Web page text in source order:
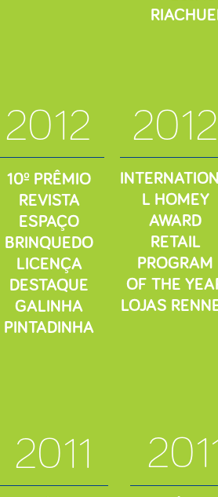
2012
10º PRÊMIO
REVISTA
ESPAÇO
BRINQUEDO
LICENÇA
DESTAQUE
GALINHA
PINTADINHA
2012
L HOMEY
AWARD
RETAIL
PROGRAM
OF THE
LOJAS
2011